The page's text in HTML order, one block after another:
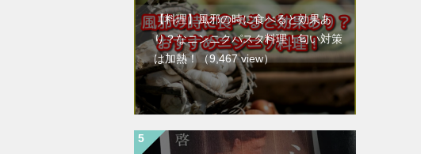
【料理】風邪の時に食べると効果あ
り？なニンニクパスタ料理！匂い対策
は加熱！ （9,467 view）